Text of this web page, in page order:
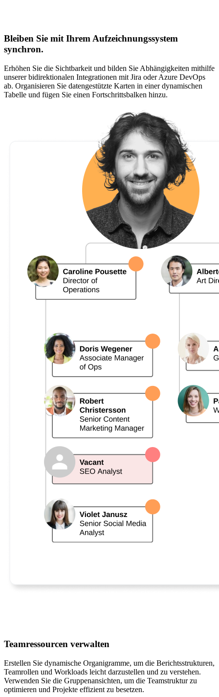
Bleiben Sie mit Ihrem Aufzeichnungssystem
synchron.
Erhöhen Sie die Sichtbarkeit und bilden Sie Abhängigkeiten mithilfe
unserer bidirektionalen Integrationen mit Jira oder Azure DevOps
ab. Organisieren Sie datengestützte Karten in einer dynamischen
Tabelle und fügen Sie einen Fortschrittsbalken hinzu.
Teamressourcen verwalten
Erstellen Sie dynamische Organigramme, um die Berichtsstrukturen,
Teamrollen und Workloads leicht darzustellen und zu verstehen.
Verwenden Sie die Gruppenansichten, um die Teamstruktur zu
optimieren und Projekte effizient zu besetzen.